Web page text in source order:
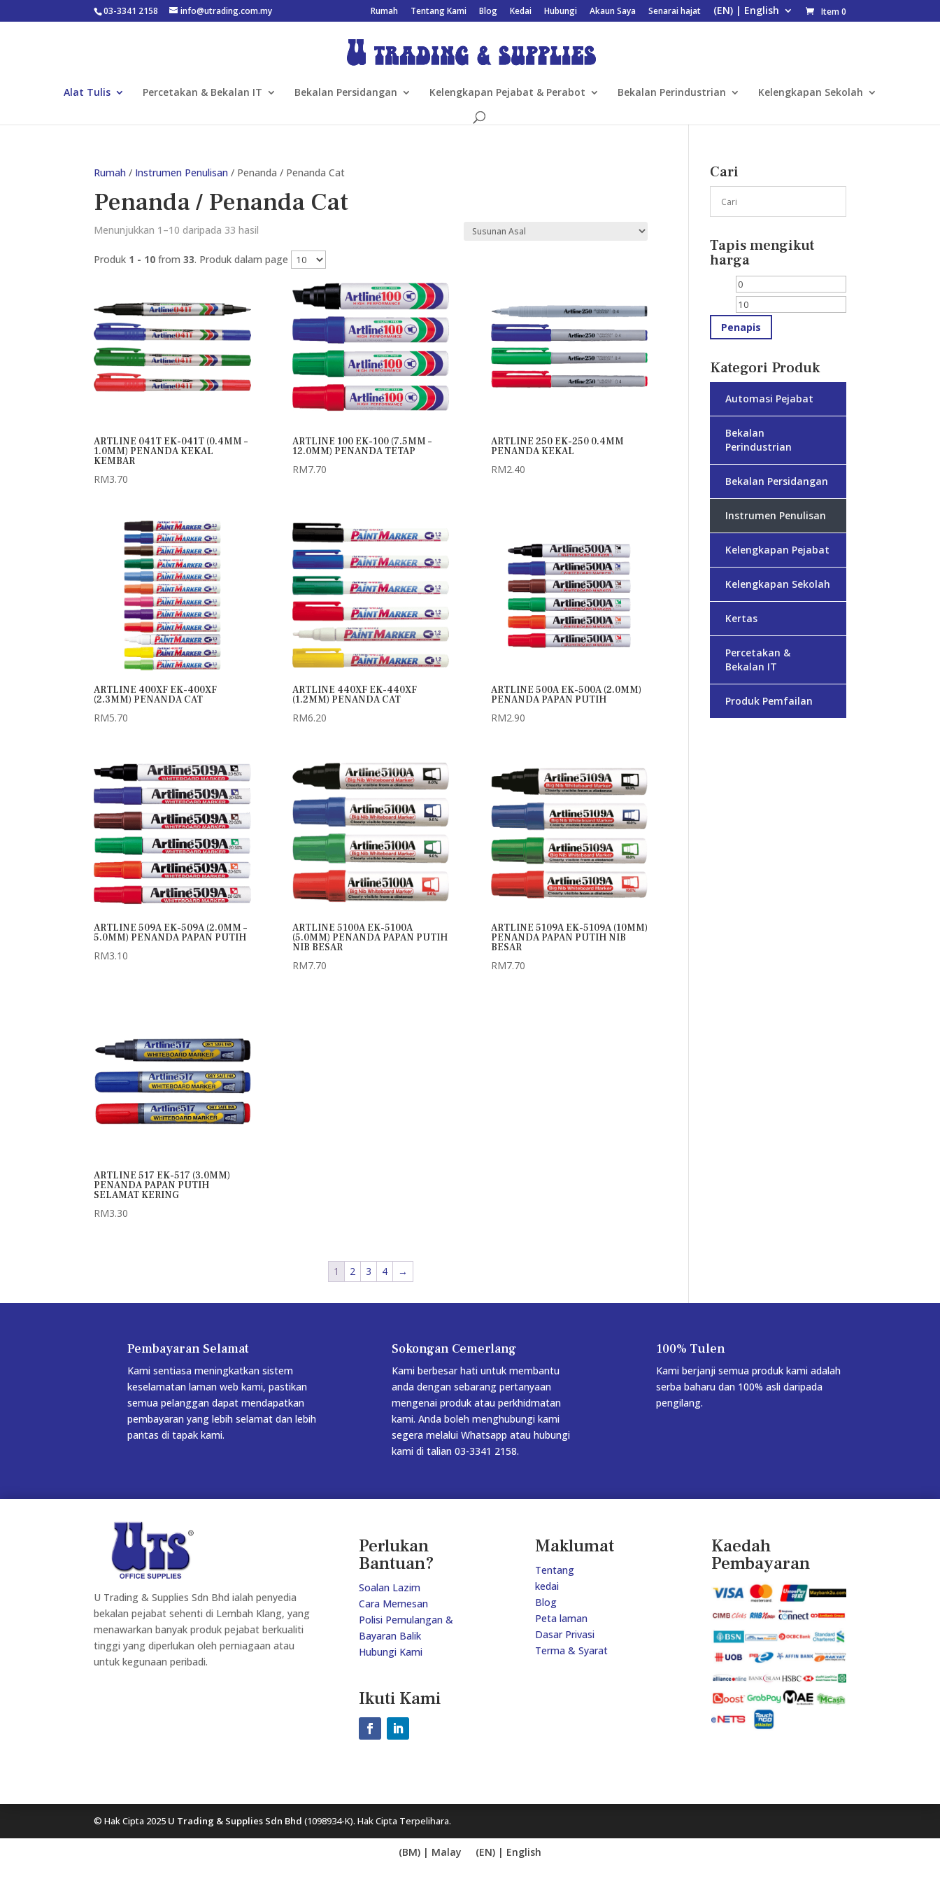
03-3341 2158 info@utrading.com.my Rumah Tentang Kami Blog Kedai Hubungi Akaun Saya Senarai hajat Item 0
Alat Tulis Percetakan & Bekalan IT Bekalan Persidangan Kelengkapan Pejabat & Perabot Bekalan Perindustrian Kelengkapan Sekolah
Rumah / Instrumen Penulisan / Penanda / Penanda Cat
Penanda / Penanda Cat
Menunjukkan 1–10 daripada 33 hasil
Produk 1 - 10 from33. Produk dalam page
ARTLINE 041T EK-041T (0.4MM –
1.0MM) PENANDA KEKAL
KEMBAR
RM3.70
ARTLINE 100 EK-100 (7.5MM –
12.0MM) PENANDA TETAP
RM7.70
ARTLINE 250 EK-250 0.4MM
PENANDA KEKAL
RM2.40
ARTLINE 400XF EK-400XF
(2.3MM) PENANDA CAT
RM5.70
ARTLINE 440XF EK-440XF
(1.2MM) PENANDA CAT
RM6.20
ARTLINE 500A EK-500A (2.0MM)
PENANDA PAPAN PUTIH
RM2.90
ARTLINE 509A EK-509A (2.0MM –
5.0MM) PENANDA PAPAN PUTIH
RM3.10
ARTLINE 5100A EK-5100A
(5.0MM) PENANDA PAPAN PUTIH
NIB BESAR
RM7.70
ARTLINE 5109A EK-5109A (10MM)
PENANDA PAPAN PUTIH NIB
BESAR
RM7.70
ARTLINE 517 EK-517 (3.0MM)
PENANDA PAPAN PUTIH
SELAMAT KERING
RM3.30
1 2 3 4 →
Cari
Tapis mengikut
harga
Harga
min
Penapis
Kategori Produk
Automasi Pejabat
Bekalan
Perindustrian
Bekalan Persidangan
Instrumen Penulisan
Kelengkapan Pejabat
Kelengkapan Sekolah
Kertas
Percetakan &
Bekalan IT
Produk Pemfailan
Pembayaran Selamat
Kami sentiasa meningkatkan sistem
keselamatan laman web kami, pastikan
semua pelanggan dapat mendapatkan
pembayaran yang lebih selamat dan lebih
pantas di tapak kami.
Sokongan Cemerlang
Kami berbesar hati untuk membantu
anda dengan sebarang pertanyaan
mengenai produk atau perkhidmatan
kami. Anda boleh menghubungi kami
segera melalui Whatsapp atau hubungi
kami di talian 03-3341 2158.
100% Tulen
Kami berjanji semua produk kami adalah
serba baharu dan 100% asli daripada
pengilang.
U Trading & Supplies Sdn Bhd ialah penyedia
bekalan pejabat sehenti di Lembah Klang, yang
menawarkan banyak produk pejabat berkualiti
tinggi yang diperlukan oleh perniagaan atau
untuk kegunaan peribadi.
Perlukan
Bantuan?
Soalan Lazim
Cara Memesan
Polisi Pemulangan &
Bayaran Balik
Hubungi Kami
Ikuti Kami
Maklumat
Tentang
kedai
Blog
Peta laman
Dasar Privasi
Terma & Syarat
Kaedah
Pembayaran
© Hak Cipta 2025 U Trading & Supplies Sdn Bhd (1098934-K). Hak Cipta Terpelihara.